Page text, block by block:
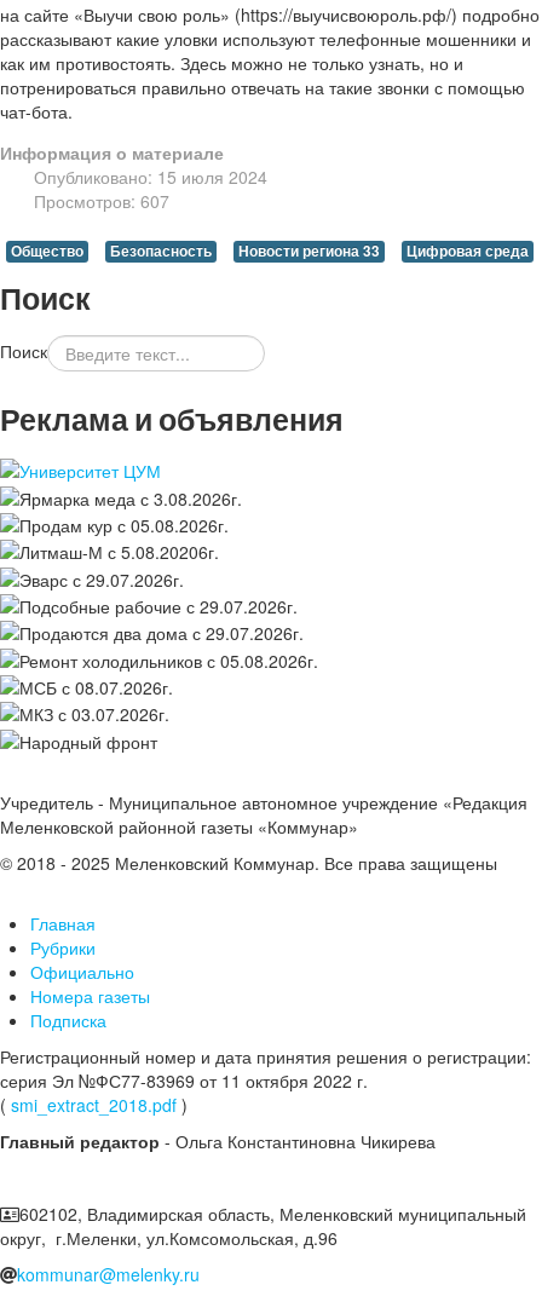
на сайте «Выучи свою роль» (https://выучисвоюроль.рф/) подробно
рассказывают какие уловки используют телефонные мошенники и
как им противостоять. Здесь можно не только узнать, но и
потренироваться правильно отвечать на такие звонки с помощью
чат-бота.
Информация о материале
Опубликовано: 15 июля 2024
Просмотров: 607
Общество Безопасность Новости региона 33 Цифровая среда
Поиск
Поиск
Реклама и объявления
Учредитель - Муниципальное автономное учреждение «Редакция
Меленковской районной газеты «Коммунар»
© 2018 - 2025 Меленковский Коммунар. Все права защищены
Главная
Рубрики
Официально
Номера газеты
Подписка
Регистрационный номер и дата принятия решения о регистрации:
серия Эл №ФС77-83969 от 11 октября 2022 г.
( smi_extract_2018.pdf )
Главный редактор - Ольга Константиновна Чикирева
602102, Владимирская область, Меленковский муниципальный
округ, г.Меленки, ул.Комсомольская, д.96
kommunar@melenky.ru